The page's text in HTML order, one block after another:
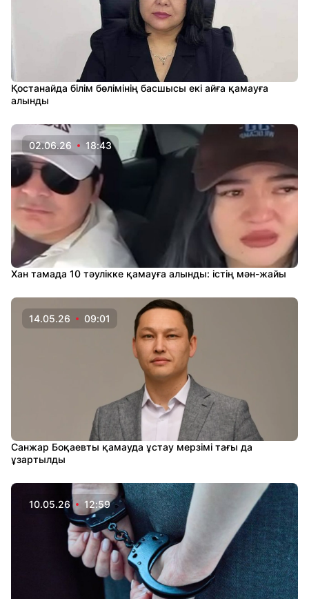
Қостанайда білім бөлімінің басшысы екі айға қамауға
алынды
02.06.26 18:43
Хан тамада 10 тәулікке қамауға алынды: істің мән-жайы
14.05.26 09:01
Санжар Боқаевты қамауда ұстау мерзімі тағы да
ұзартылды
10.05.26 12:59